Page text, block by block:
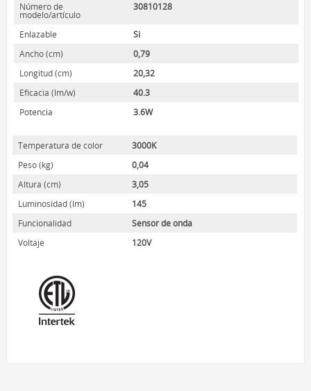
QUIÉNES SOMOS
Número de
modelo/artículo
30810128
Enlazable
Si
Ancho (cm)
0,79
Longitud (cm)
20,32
Eficacia (lm/w)
40.3
Potencia
3.6W
Temperatura de color
3000K
Peso (kg)
0,04
Altura (cm)
3,05
Luminosidad (lm)
145
Funcionalidad
Sensor de onda
Voltaje
120V